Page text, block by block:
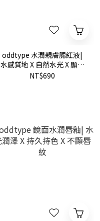
oddtype 水潤親膚腮紅液|
水感質地 X 自然水光 X 顯色
服貼
NT$690